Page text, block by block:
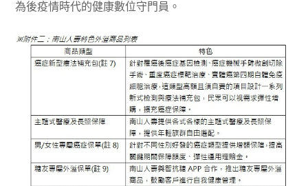
為後疫情時代的健康數位守門員。